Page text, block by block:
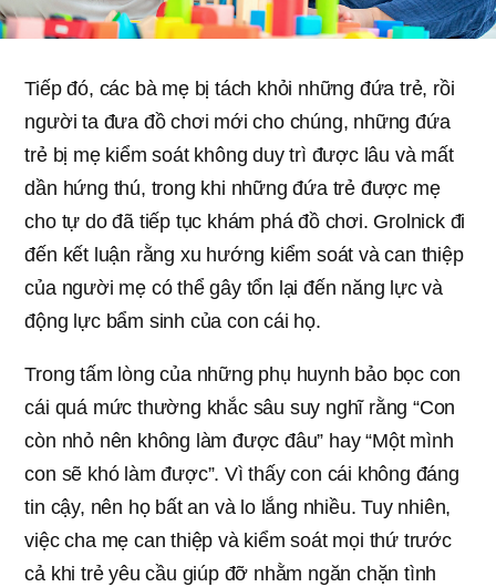
Tiếp đó, các bà mẹ bị tách khỏi những đứa trẻ, rồi
người ta đưa đồ chơi mới cho chúng, những đứa
trẻ bị mẹ kiểm soát không duy trì được lâu và mất
dần hứng thú, trong khi những đứa trẻ được mẹ
cho tự do đã tiếp tục khám phá đồ chơi. Grolnick đi
đến kết luận rằng xu hướng kiểm soát và can thiệp
của người mẹ có thể gây tổn lại đến năng lực và
động lực bẩm sinh của con cái họ.
Trong tấm lòng của những phụ huynh bảo bọc con
cái quá mức thường khắc sâu suy nghĩ rằng “Con
còn nhỏ nên không làm được đâu” hay “Một mình
con sẽ khó làm được”. Vì thấy con cái không đáng
tin cậy, nên họ bất an và lo lắng nhiều. Tuy nhiên,
việc cha mẹ can thiệp và kiểm soát mọi thứ trước
cả khi trẻ yêu cầu giúp đỡ nhằm ngăn chặn tình